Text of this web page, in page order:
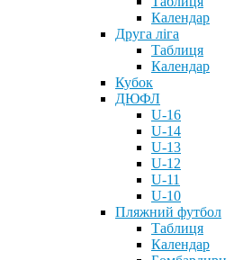
Календар
Друга ліга
Таблиця
Календар
Кубок
ДЮФЛ
U-16
U-14
U-13
U-12
U-11
U-10
Пляжний футбол
Таблиця
Календар